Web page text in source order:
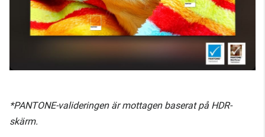
*PANTONE-valideringen är mottagen baserat på HDR-
skärm.